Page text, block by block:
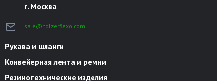
г. Москва
sale@holzerflexo.com
Рукава и шланги
Конвейерная лента и ремни
Резинотехнические изделия